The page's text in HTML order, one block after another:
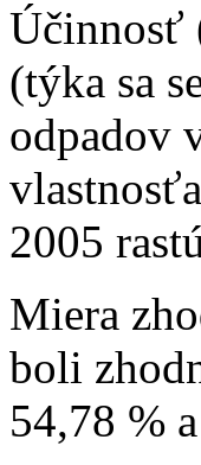
Účinnosť
(týka sa
odpadov
2005
Miera
boli
54,78 %